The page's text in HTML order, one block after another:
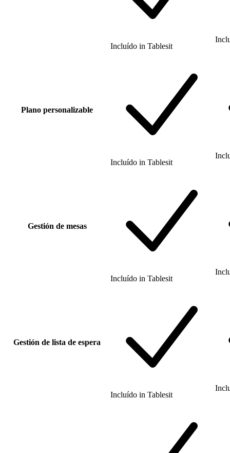
Incluído in Tablesit
Plano personalizable
Incluído in Tablesit
Gestión de mesas
Incluído in Tablesit
Gestión de lista de espera
Incluído in Tablesit